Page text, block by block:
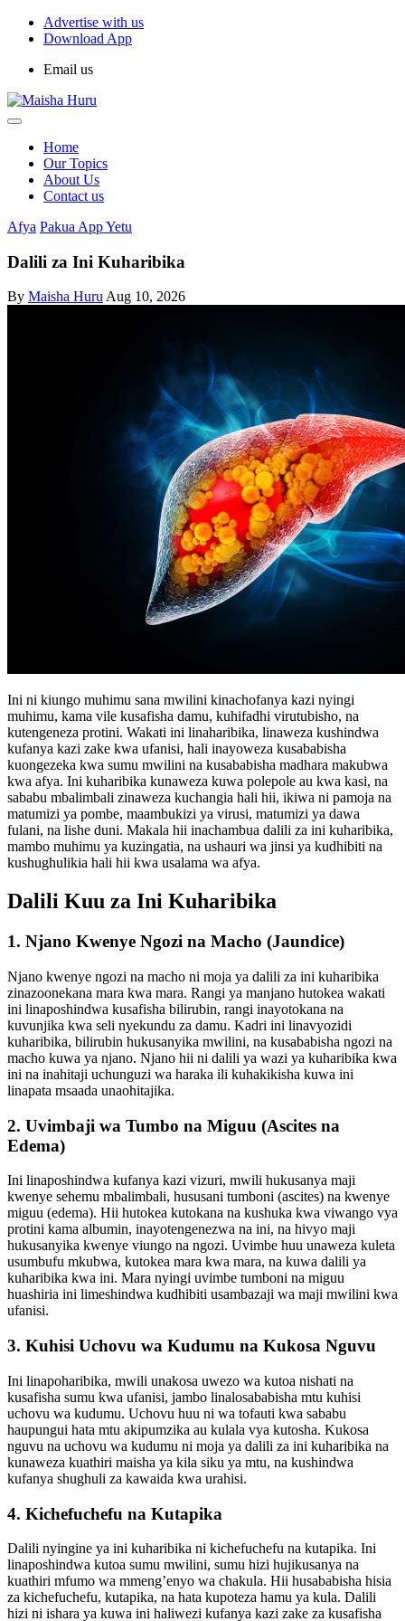
Advertise with us
Download App
Email us
Home
Our Topics
About Us
Contact us
Afya Pakua App Yetu
Dalili za Ini Kuharibika
By Maisha HuruAug 10, 2026
Ini ni kiungo muhimu sana mwilini kinachofanya kazi nyingi
muhimu, kama vile kusafisha damu, kuhifadhi virutubisho, na
kutengeneza protini. Wakati ini linaharibika, linaweza kushindwa
kufanya kazi zake kwa ufanisi, hali inayoweza kusababisha
kuongezeka kwa sumu mwilini na kusababisha madhara makubwa
kwa afya. Ini kuharibika kunaweza kuwa polepole au kwa kasi, na
sababu mbalimbali zinaweza kuchangia hali hii, ikiwa ni pamoja na
matumizi ya pombe, maambukizi ya virusi, matumizi ya dawa
fulani, na lishe duni. Makala hii inachambua dalili za ini kuharibika,
mambo muhimu ya kuzingatia, na ushauri wa jinsi ya kudhibiti na
kushughulikia hali hii kwa usalama wa afya.
Dalili Kuu za Ini Kuharibika
1. Njano Kwenye Ngozi na Macho (Jaundice)
Njano kwenye ngozi na macho ni moja ya dalili za ini kuharibika
zinazoonekana mara kwa mara. Rangi ya manjano hutokea wakati
ini linaposhindwa kusafisha bilirubin, rangi inayotokana na
kuvunjika kwa seli nyekundu za damu. Kadri ini linavyozidi
kuharibika, bilirubin hukusanyika mwilini, na kusababisha ngozi na
macho kuwa ya njano. Njano hii ni dalili ya wazi ya kuharibika kwa
ini na inahitaji uchunguzi wa haraka ili kuhakikisha kuwa ini
linapata msaada unaohitajika.
2. Uvimbaji wa Tumbo na Miguu (Ascites na
Edema)
Ini linaposhindwa kufanya kazi vizuri, mwili hukusanya maji
kwenye sehemu mbalimbali, hususani tumboni (ascites) na kwenye
miguu (edema). Hii hutokea kutokana na kushuka kwa viwango vya
protini kama albumin, inayotengenezwa na ini, na hivyo maji
hukusanyika kwenye viungo na ngozi. Uvimbe huu unaweza kuleta
usumbufu mkubwa, kutokea mara kwa mara, na kuwa dalili ya
kuharibika kwa ini. Mara nyingi uvimbe tumboni na miguu
huashiria ini limeshindwa kudhibiti usambazaji wa maji mwilini kwa
ufanisi.
3. Kuhisi Uchovu wa Kudumu na Kukosa Nguvu
Ini linapoharibika, mwili unakosa uwezo wa kutoa nishati na
kusafisha sumu kwa ufanisi, jambo linalosababisha mtu kuhisi
uchovu wa kudumu. Uchovu huu ni wa tofauti kwa sababu
haupungui hata mtu akipumzika au kulala vya kutosha. Kukosa
nguvu na uchovu wa kudumu ni moja ya dalili za ini kuharibika na
kunaweza kuathiri maisha ya kila siku ya mtu, na kushindwa
kufanya shughuli za kawaida kwa urahisi.
4. Kichefuchefu na Kutapika
Dalili nyingine ya ini kuharibika ni kichefuchefu na kutapika. Ini
linaposhindwa kutoa sumu mwilini, sumu hizi hujikusanya na
kuathiri mfumo wa mmeng’enyo wa chakula. Hii husababisha hisia
za kichefuchefu, kutapika, na hata kupoteza hamu ya kula. Dalili
hizi ni ishara ya kuwa ini haliwezi kufanya kazi zake za kusafisha